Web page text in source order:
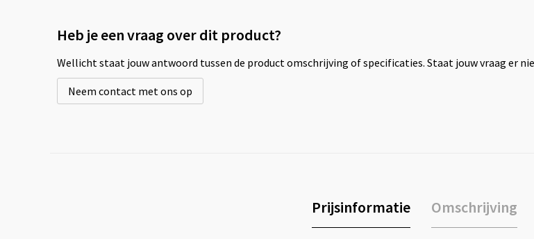
Heb je een vraag over dit product?
Wellicht staat jouw antwoord tussen de product omschrijving of specificaties. Staat jouw vraag er
Neem contact met ons op
Prijsinformatie Omschrijving